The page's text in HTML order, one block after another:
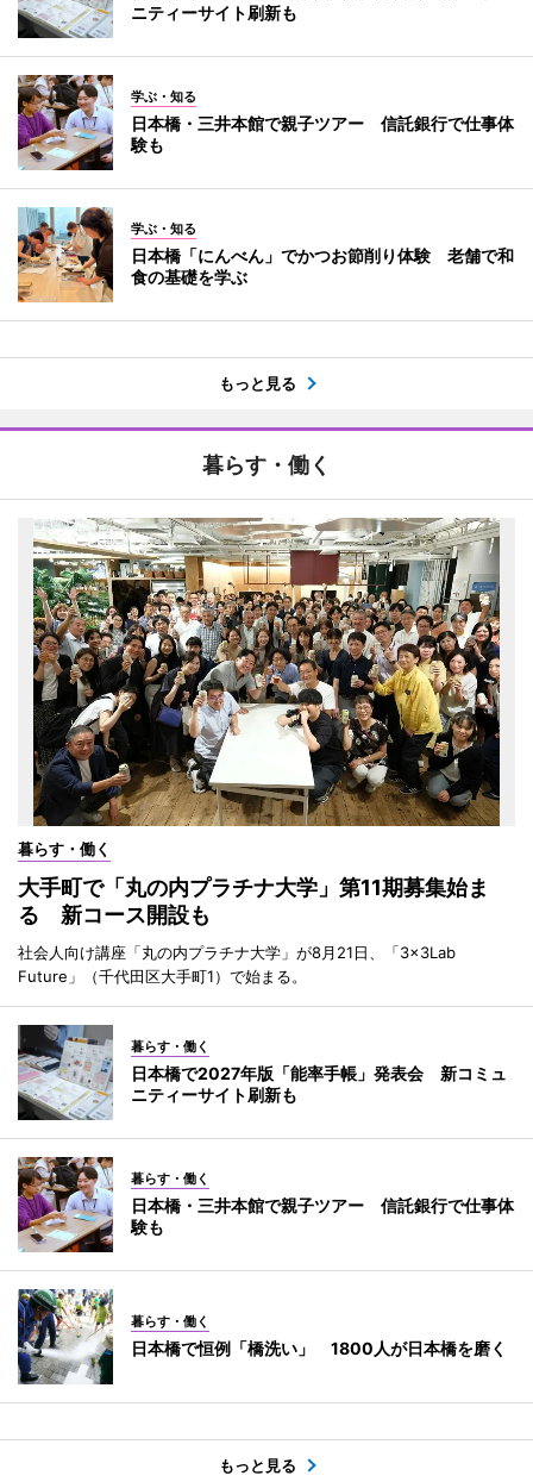
ニティーサイト刷新も
学ぶ・知る
日本橋・三井本館で親子ツアー 信託銀行で仕事体
験も
学ぶ・知る
日本橋「にんべん」でかつお節削り体験 老舗で和
食の基礎を学ぶ
もっと見る
暮らす・働く
暮らす・働く
大手町で「丸の内プラチナ大学」第11期募集始ま
る 新コース開設も
社会人向け講座「丸の内プラチナ大学」が8月21日、「3×3Lab
Future」（千代田区大手町1）で始まる。
暮らす・働く
日本橋で2027年版「能率手帳」発表会 新コミュ
ニティーサイト刷新も
暮らす・働く
日本橋・三井本館で親子ツアー 信託銀行で仕事体
験も
暮らす・働く
日本橋で恒例「橋洗い」 1800人が日本橋を磨く
もっと見る